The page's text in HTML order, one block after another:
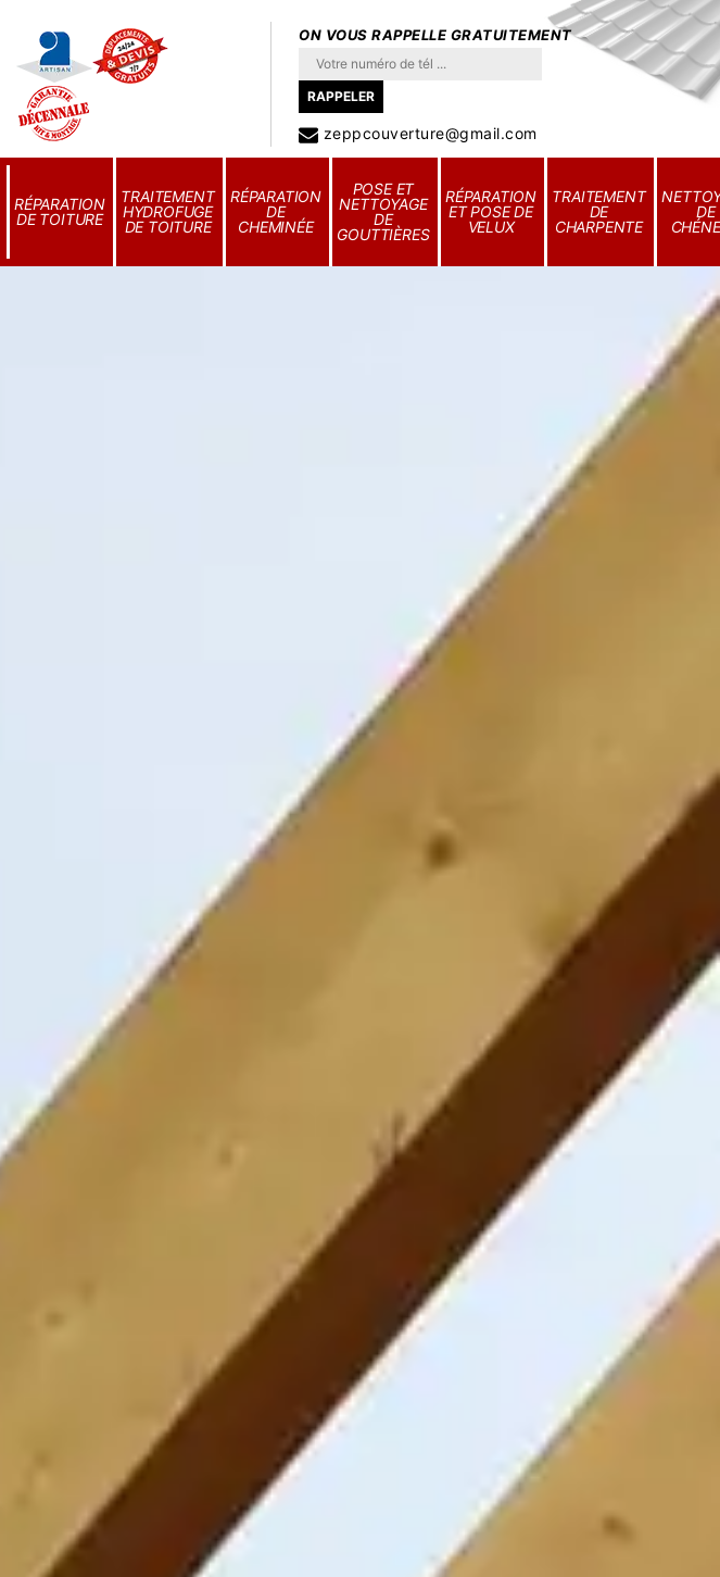
ON VOUS RAPPELLE GRATUITEMENT
zeppcouverture@gmail.com
RÉPARATION
DE TOITURE
TRAITEMENT
HYDROFUGE
DE TOITURE
RÉPARATION
DE
CHEMINÉE
POSE ET
NETTOYAGE
DE
GOUTTIÈRES
RÉPARATION
ET POSE DE
VELUX
TRAITEMENT
DE
CHARPENTE
DE